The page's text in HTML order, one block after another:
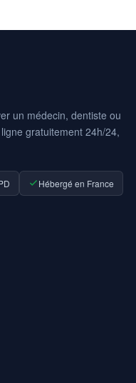
un médecin, dentiste ou
gratuitement 24h/24,
Hébergé en France